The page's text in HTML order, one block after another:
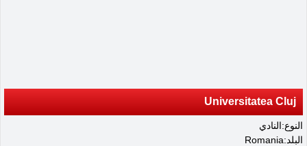
Universitatea Cluj
النوع:النادي
البلد:Romania